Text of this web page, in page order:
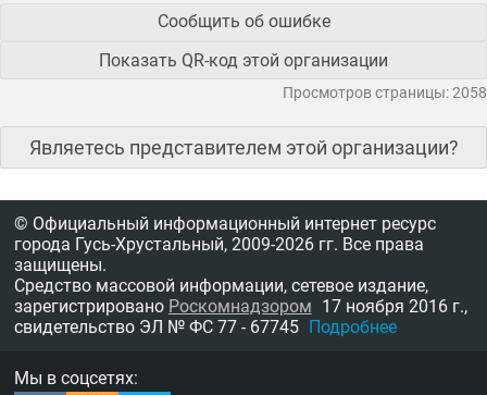
Сообщить об ошибке
Показать QR-код этой организации
Просмотров страницы: 2058
Являетесь представителем этой организации?
© Официальный информационный интернет ресурс
города Гусь-Хрустальный, 2009-2026 гг. Все права
защищены.
Средство массовой информации, сетевое издание,
зарегистрировано Роскомнадзором 17 ноября 2016 г.,
свидетельство ЭЛ № ФС 77 - 67745 Подробнее
Мы в соцсетях: